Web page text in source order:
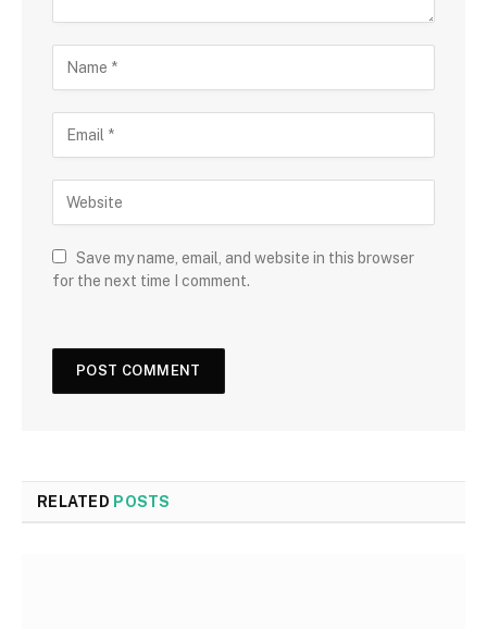
Save my name, email, and website in this browser
for the next time I comment.
RELATED POSTS